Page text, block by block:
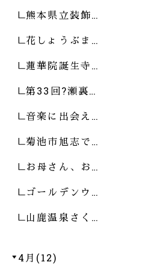
熊本県立装飾…
花しょうぶま…
蓮華院誕生寺…
第33回?瀬裏…
音楽に出会え…
菊池市旭志で…
お母さん、お…
ゴールデンウ…
山鹿温泉さく…
4月(12)